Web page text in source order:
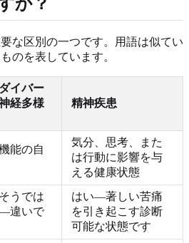
な区別の一つです。用語は似てい
のを表しています。
イバー
経多様
精神疾患
能の自
気分、思考、また
は行動に影響を与
える健康状態
うでは
違いで
はい—著しい苦痛
を引き起こす診断
可能な状態です